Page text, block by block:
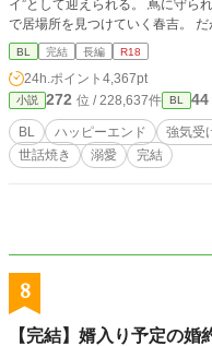
イ”として迎えられる。 蔦に守られ、魔族たちに慕われながら、少しずつこの国
で居場所を見つけていく春吉。 だが、勇者たちは再び魔王を殺そうと動き始め
ていて――。 「何もしないなんて、無理だろ」 優しすぎる魔王と、そのツガイ
になった青年が、傷ついた国と心
ジー。
BL 完結 長編 R18
24h.ポイント 4,367pt
小説 272 位 / 228,637件 BL 44
BL ハッピーエンド 強気受
世話焼き
溺愛 完結
8
【完結】婿入り予定の